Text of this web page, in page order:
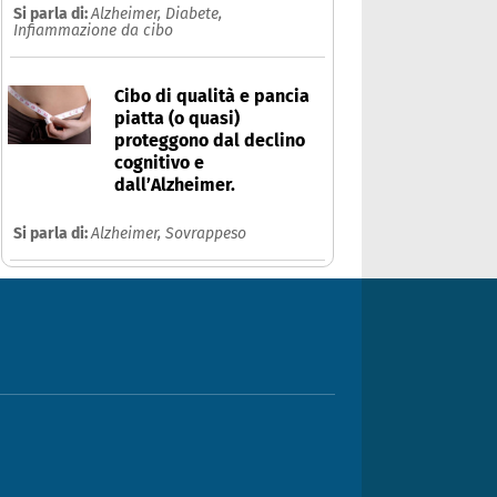
Si parla di:Alzheimer, Diabete,
Infiammazione da cibo
Cibo di qualità e pancia
piatta (o quasi)
proteggono dal declino
cognitivo e
dall’Alzheimer.
Si parla di:Alzheimer, Sovrappeso